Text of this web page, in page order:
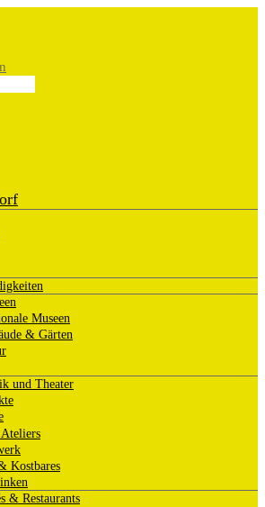
Museen
& Gärten
und Theater
Kostbares
& Restaurants